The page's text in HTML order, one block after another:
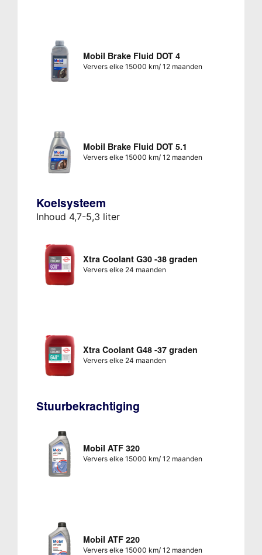
Mobil Brake Fluid DOT 4
Ververs elke 15000 km/ 12 maanden
Mobil Brake Fluid DOT 5.1
Ververs elke 15000 km/ 12 maanden
Koelsysteem
Inhoud 4,7-5,3 liter
Xtra Coolant G30 -38 graden
Ververs elke 24 maanden
Xtra Coolant G48 -37 graden
Ververs elke 24 maanden
Stuurbekrachtiging
Mobil ATF 320
Ververs elke 15000 km/ 12 maanden
Mobil ATF 220
Ververs elke 15000 km/ 12 maanden